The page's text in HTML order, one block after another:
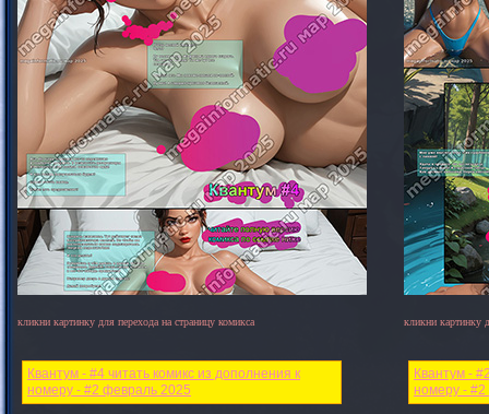
кликни картинку для перехода на страницу комикса
Квантум - #4 читать комикс из дополнения к
номеру - #2 февраль 2025
кликни картинку
Квантум -
номеру -